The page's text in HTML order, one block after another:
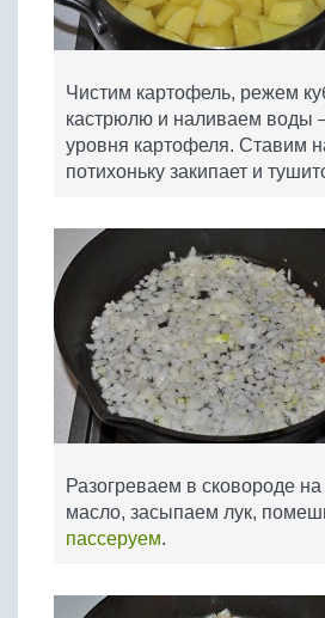
Чистим картофель, режем
кастрюлю и наливаем воды
уровня картофеля. Ставим
потихоньку закипает и
Разогреваем в сковороде
масло, засыпаем лук,
пассеруем.